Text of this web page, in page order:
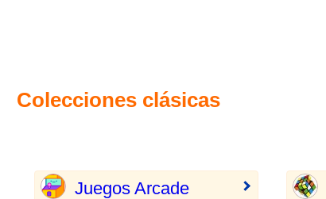
Colecciones clásicas
Juegos Arcade